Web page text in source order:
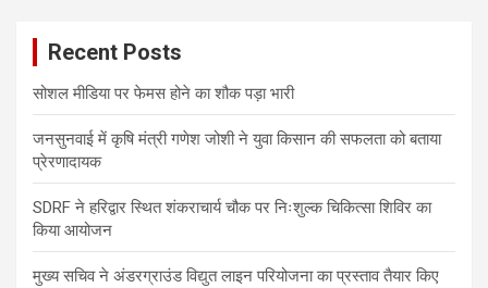
Recent Posts
सोशल मीडिया पर फेमस होने का शौक पड़ा भारी
जनसुनवाई में कृषि मंत्री गणेश जोशी ने युवा किसान की सफलता को बताया
प्रेरणादायक
SDRF ने हरिद्वार स्थित शंकराचार्य चौक पर निःशुल्क चिकित्सा शिविर का
किया आयोजन
मुख्य सचिव ने अंडरग्राउंड विद्युत लाइन परियोजना का प्रस्ताव तैयार किए